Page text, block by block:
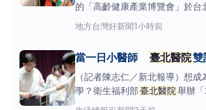
的「高齡健康產業博覽會」於台
臺北榮民總醫院總院（包含高齡
心、精神醫學部及資訊室）攜手
臺北榮民總醫院總院以「家、無
區照顧大拼圖
地方台灣好新聞1小時前
當一日小醫師 臺北醫院雙
（記者陳志仁／新北報導）想
學？衛生福利部臺北醫院舉辦
驗營」國中組最終場，24名學生